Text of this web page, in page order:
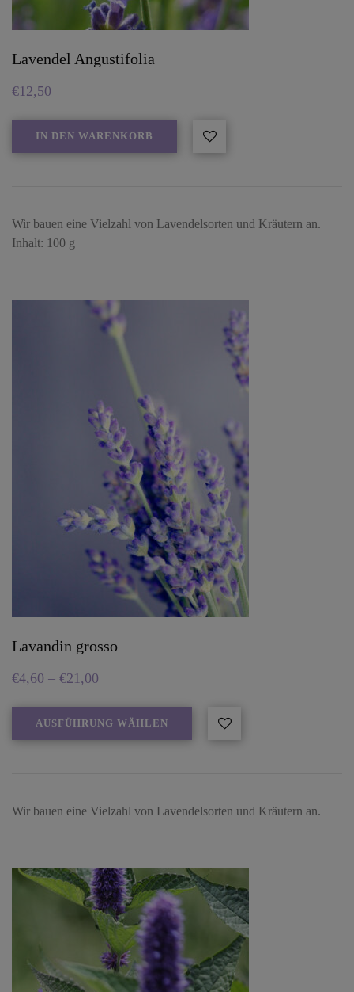
Lavendel Angustifolia
€12,50
IN DEN WARENKORB
Wir bauen eine Vielzahl von Lavendelsorten und Kräutern an.
Inhalt: 100 g
Lavandin grosso
€4,60 – €21,00
AUSFÜHRUNG WÄHLEN
Wir bauen eine Vielzahl von Lavendelsorten und Kräutern an.